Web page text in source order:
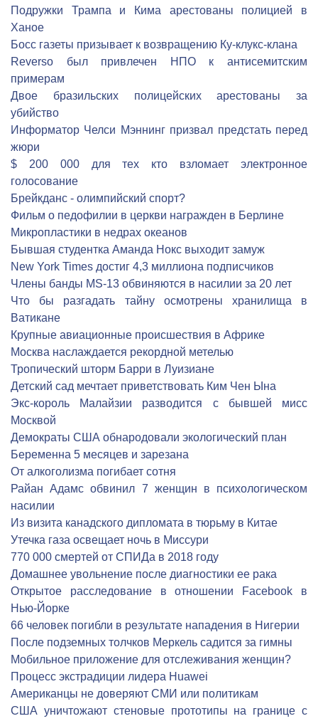
Подружки Трампа и Кима арестованы полицией в
Ханое
Босс газеты призывает к возвращению Ку-клукс-клана
Reverso был привлечен НПО к антисемитским
примерам
Двое бразильских полицейских арестованы за
убийство
Информатор Челси Мэннинг призвал предстать перед
жюри
$ 200 000 для тех кто взломает электронное
голосование
Брейкданс - олимпийский спорт?
Фильм о педофилии в церкви награжден в Берлине
Микропластики в недрах океанов
Бывшая студентка Аманда Нокс выходит замуж
New York Times достиг 4,3 миллиона подписчиков
Члены банды MS-13 обвиняются в насилии за 20 лет
Что бы разгадать тайну осмотрены хранилища в
Ватикане
Крупные авиационные происшествия в Африке
Москва наслаждается рекордной метелью
Тропический шторм Барри в Луизиане
Детский сад мечтает приветствовать Ким Чен Ына
Экс-король Малайзии разводится с бывшей мисс
Москвой
Демократы США обнародовали экологический план
Беременна 5 месяцев и зарезана
От алкоголизма погибает сотня
Райан Адамс обвинил 7 женщин в психологическом
насилии
Из визита канадского дипломата в тюрьму в Китае
Утечка газа освещает ночь в Миссури
770 000 смертей от СПИДа в 2018 году
Домашнее увольнение после диагностики ее рака
Открытое расследование в отношении Facebook в
Нью-Йорке
66 человек погибли в результате нападения в Нигерии
После подземных толчков Меркель садится за гимны
Мобильное приложение для отслеживания женщин?
Процесс экстрадиции лидера Huawei
Американцы не доверяют СМИ или политикам
США уничтожают стеновые прототипы на границе с